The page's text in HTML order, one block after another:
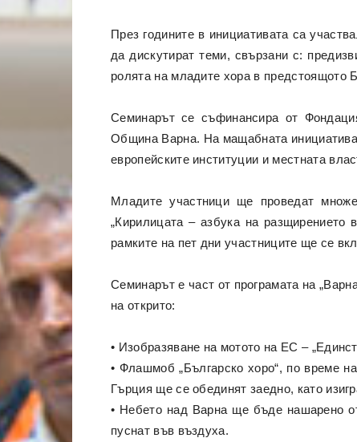
През годините в инициативата са
да дискутират теми, свързани с:
ролята на младите хора в предстоящото
Семинарът се съфинансира от
Община Варна. На мащабната инициатива
европейските институции и местната
Младите участници ще проведат
„Кирилицата – азбука на разщирението
рамките на пет дни участниците ще се
Семинарът е част от програмата на
на открито:
• Изобразяване на мотото на ЕС –
• Флашмоб „Българско хоро“, по време
Гърция ще се обединят заедно, като
• Небето над Варна ще бъде нашарено
пуснат във въздуха.